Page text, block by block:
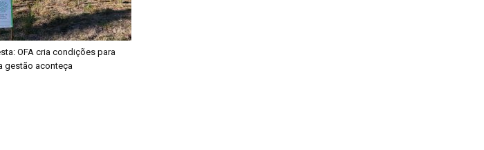
OFA cria condições para
gestão aconteça